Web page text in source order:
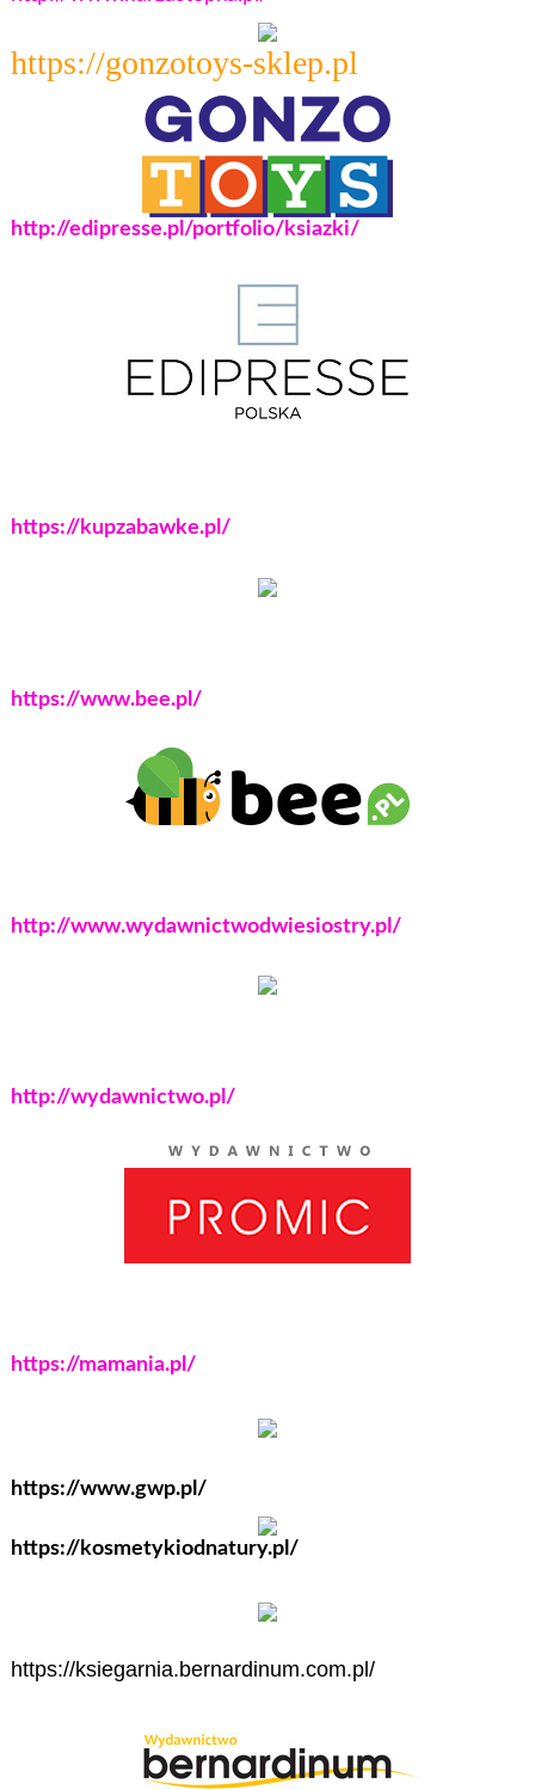
https://gonzotoys-sklep.pl
http://edipresse.pl/portfolio/ksiazki/
https://kupzabawke.pl/
https://www.bee.pl/
http://www.wydawnictwodwiesiostry.pl/
http://wydawnictwo.pl/
https://mamania.pl/
https://www.gwp.pl/
https://kosmetykiodnatury.pl/
https://ksiegarnia.bernardinum.com.pl/